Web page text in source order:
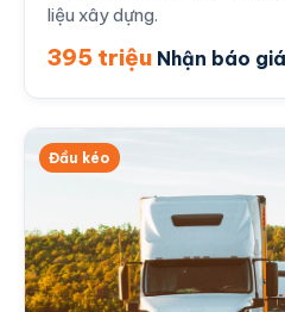
liệu xây dựng.
395 triệu Nhận báo
Đầu kéo